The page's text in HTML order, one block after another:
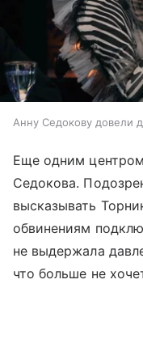
Анну Седокову довели
Еще одним
Седокова.
высказывать
обвинениям
не выдержала
что больше не